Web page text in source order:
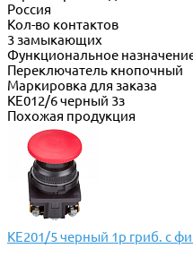
Россия
Кол-во контактов
3 замыкающих
Функциональное
Переключатель кнопочный
Маркировка для заказа
КЕ012/6 черный 3з
Похожая продукция
КЕ201/5 черный 1р гриб. с